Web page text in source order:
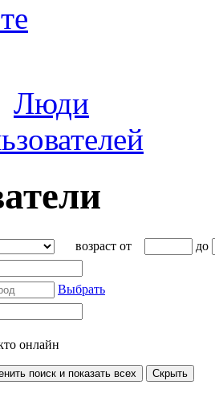
Люди
возраст от
до
Выбрать
онлайн